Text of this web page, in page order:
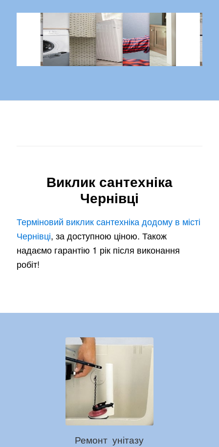
Виклик сантехніка
Чернівці
Терміновий виклик сантехніка додому в місті
Чернівці, за доступною ціною. Також
надаємо гарантію 1 рік після виконання
робіт!
Ремонт унітазу